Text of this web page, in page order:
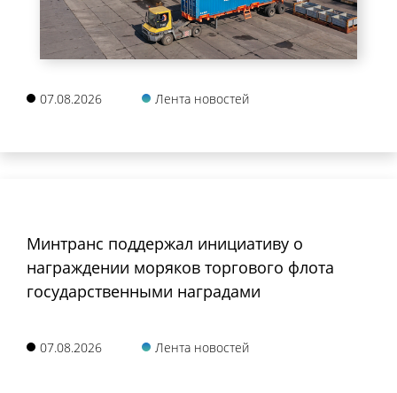
07.08.2026 Лента новостей
Минтранс поддержал инициативу о
награждении моряков торгового флота
государственными наградами
07.08.2026 Лента новостей